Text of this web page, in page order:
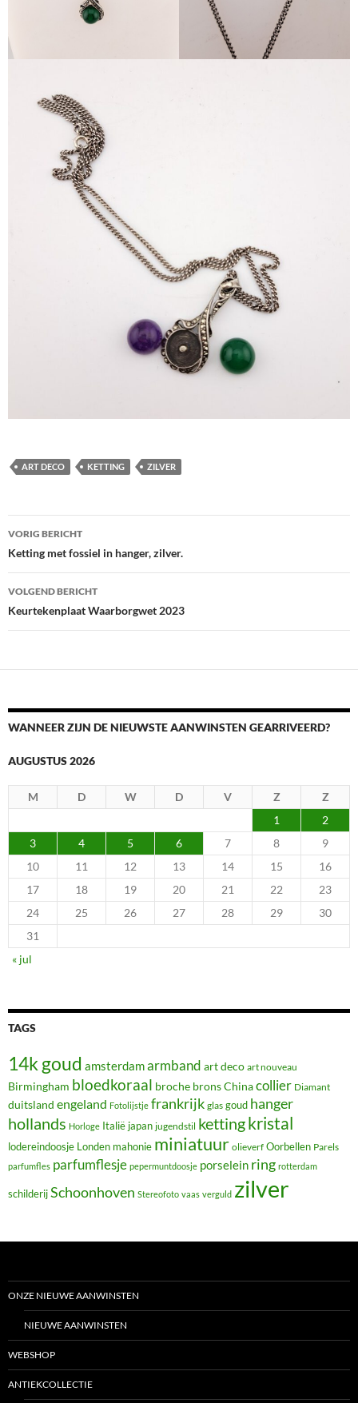
ART DECO KETTING ZILVER
Berichtnavigatie
VORIG BERICHT
Ketting met fossiel in hanger, zilver.
VOLGEND BERICHT
Keurtekenplaat Waarborgwet 2023
WANNEER ZIJN DE NIEUWSTE AANWINSTEN GEARRIVEERD?
AUGUSTUS 2026
M D W D V Z
Z
1
2
3
4 5 6 7 8
9
10
11 12 13 14 15
16
17
18 19 20 21 22
23
24
25 26 27 28 29
30
31
« jul
TAGS
14k goud amsterdamarmband art deco art nouveau
Birmingham bloedkoraal broche bronsChinacollier Diamant
duitsland engeland Fotolijstje frankrijk glas goud hanger
hollands Horloge Italië japan jugendstil kettingkristal
lodereindoosje Londen mahonie miniatuur olieverf Oorbellen Parels
parfumfles parfumflesje pepermuntdoosje porselein ring rotterdam
schilderijSchoonhoven Stereofoto vaas verguld zilver
ONZE NIEUWE AANWINSTEN
NIEUWE AANWINSTEN
WEBSHOP
ANTIEKCOLLECTIE